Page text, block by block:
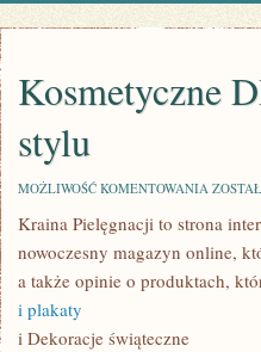
Kosmetyczne
stylu
MOŻLIWOŚĆ KOMENTOWANIA
I
I
BAZA
Kraina Pielęgnacji to strona
nowoczesny magazyn online,
a także opinie o produktach,
i plakaty
i Dekoracje świąteczne